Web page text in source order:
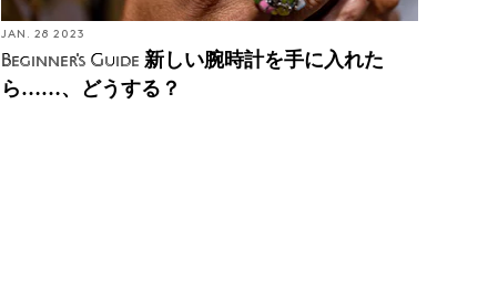
JAN. 28 2023
Beginner's Guide 新しい腕時計を手に入れた
ら……、どうする？